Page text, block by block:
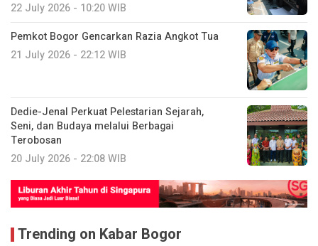
22 July 2026 - 10:20 WIB
Pemkot Bogor Gencarkan Razia Angkot Tua
21 July 2026 - 22:12 WIB
Dedie-Jenal Perkuat Pelestarian Sejarah,
Seni, dan Budaya melalui Berbagai
Terobosan
20 July 2026 - 22:08 WIB
Trending on Kabar Bogor